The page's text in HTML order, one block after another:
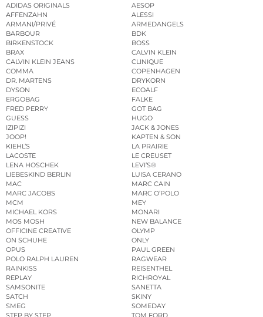
ADIDAS ORIGINALS
AESOP
AFFENZAHN
ALESSI
ARMANI/PRIVÉ
ARMEDANGELS
BARBOUR
BDK
BIRKENSTOCK
BOSS
BRAX
CALVIN KLEIN
CALVIN KLEIN JEANS
CLINIQUE
COMMA
COPENHAGEN
DR. MARTENS
DRYKORN
DYSON
ECOALF
ERGOBAG
FALKE
FRED PERRY
GOT BAG
GUESS
HUGO
IZIPIZI
JACK & JONES
JOOP!
KAPTEN & SON
KIEHL’S
LA PRAIRIE
LACOSTE
LE CREUSET
LENA HOSCHEK
LEVI’S®
LIEBESKIND BERLIN
LUISA CERANO
MAC
MARC CAIN
MARC JACOBS
MARC O’POLO
MCM
MEY
MICHAEL KORS
MONARI
MOS MOSH
NEW BALANCE
OFFICINE CREATIVE
OLYMP
ON SCHUHE
ONLY
OPUS
PAUL GREEN
POLO RALPH LAUREN
RAGWEAR
RAINKISS
REISENTHEL
REPLAY
RICHROYAL
SAMSONITE
SANETTA
SATCH
SKINY
SMEG
SOMEDAY
STEP BY STEP
TOM FORD